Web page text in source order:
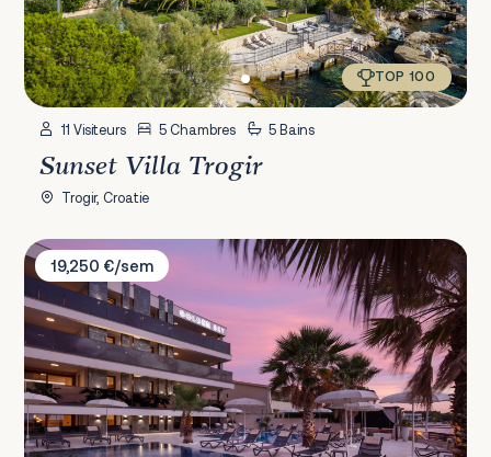
TOP 100
11 Visiteurs 5 Chambres 5 Bains
Sunset Villa Trogir
Trogir, Croatie
Villa Malibu Imperial
19,250 €/sem